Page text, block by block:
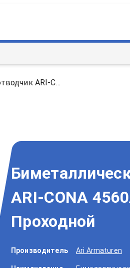
ARI-C...
ARI-CONA
Проходной
Производитель Ari Armaturen